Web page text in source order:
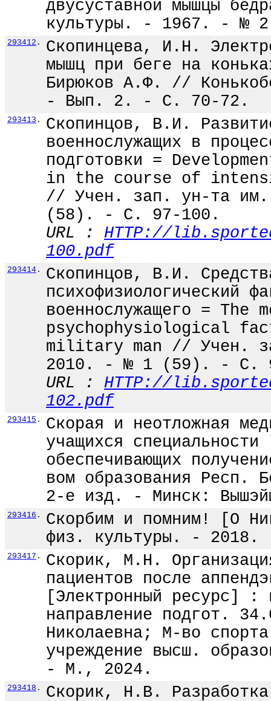
двусуставной мышцы
культуры. - 1967. - №
293412 .
Скопинцева, И.Н.
мышц при беге на
Бирюков А.Ф. //
- Вып. 2. - С. 70-72.
293413 .
Скопинцов, В.И.
военнослужащих в
подготовки =
in the course of
// Учен. зап. ун-та
(58). - С. 97-100.
URL : HTTP://
100.pdf
293414 .
Скопинцов, В.И.
психофизиологический
военнослужащего =
psychophysiological
military man // Учен.
2010. - № 1 (59). - С.
URL : HTTP://
102.pdf
293415 .
Скорая и неотложная
учащихся
обеспечивающих
вом образования
2-е изд. - Минск:
293416 .
Скорбим и помним! [О
физ. культуры. -
293417 .
Скорик, М.Н.
пациентов после
[Электронный ресурс]
направление подгот.
Николаевна; М-во
учреждение высш.
- М., 2024.
293418 .
Скорик, Н.В.